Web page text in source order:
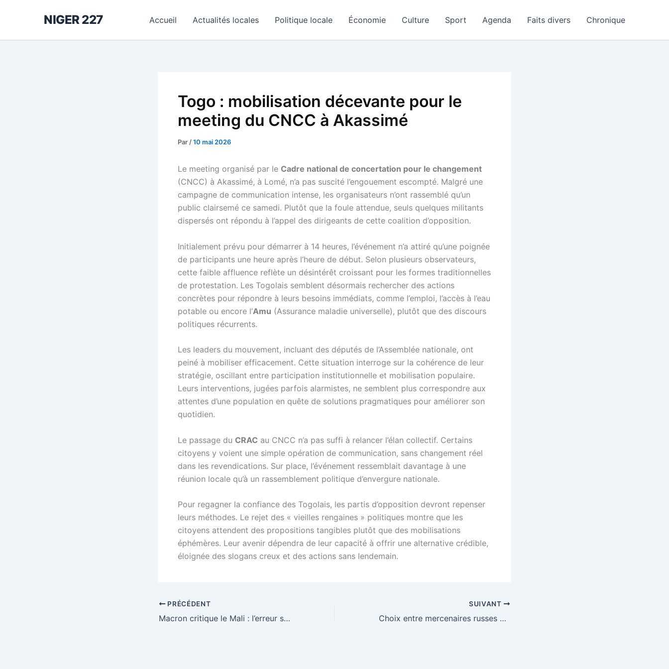
NIGER 227 Accueil Actualités locales Politique locale Économie Culture Sport Agenda Faits divers Chronique
Togo : mobilisation décevante pour le
meeting du CNCC à Akassimé
Par /10 mai 2026
Le meeting organisé par le Cadre national de concertation pour le changement
(CNCC) à Akassimé, à Lomé, n’a pas suscité l’engouement escompté. Malgré une
campagne de communication intense, les organisateurs n’ont rassemblé qu’un
public clairsemé ce samedi. Plutôt que la foule attendue, seuls quelques militants
dispersés ont répondu à l’appel des dirigeants de cette coalition d’opposition.
Initialement prévu pour démarrer à 14 heures, l’événement n’a attiré qu’une poignée
de participants une heure après l’heure de début. Selon plusieurs observateurs,
cette faible affluence reflète un désintérêt croissant pour les formes traditionnelles
de protestation. Les Togolais semblent désormais rechercher des actions
concrètes pour répondre à leurs besoins immédiats, comme l’emploi, l’accès à l’eau
potable ou encore l’Amu (Assurance maladie universelle), plutôt que des discours
politiques récurrents.
Les leaders du mouvement, incluant des députés de l’Assemblée nationale, ont
peiné à mobiliser efficacement. Cette situation interroge sur la cohérence de leur
stratégie, oscillant entre participation institutionnelle et mobilisation populaire.
Leurs interventions, jugées parfois alarmistes, ne semblent plus correspondre aux
attentes d’une population en quête de solutions pragmatiques pour améliorer son
quotidien.
Le passage du CRAC au CNCC n’a pas suffi à relancer l’élan collectif. Certains
citoyens y voient une simple opération de communication, sans changement réel
dans les revendications. Sur place, l’événement ressemblait davantage à une
réunion locale qu’à un rassemblement politique d’envergure nationale.
Pour regagner la confiance des Togolais, les partis d’opposition devront repenser
leurs méthodes. Le rejet des « vieilles rengaines » politiques montre que les
citoyens attendent des propositions tangibles plutôt que des mobilisations
éphémères. Leur avenir dépendra de leur capacité à offrir une alternative crédible,
éloignée des slogans creux et des actions sans lendemain.
PRÉCÉDENT
Macron critique le Mali : l’erreur stratégique de la junte face au terrorisme
SUIVANT
Choix entre mercenaires russes et forces russes en Centrafrique